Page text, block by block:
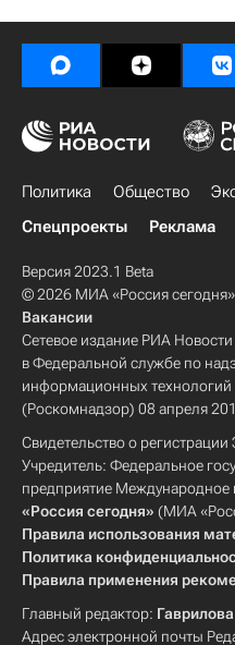
Политика Общество
Спецпроекты
Реклама
Версия 2023.1 Beta
© 2026 МИА «Россия сегодня»
Вакансии
Сетевое издание РИА
в Федеральной службе по
информационных
(Роскомнадзор) 08 апреля
Свидетельство о
Учредитель: Федеральное
предприятие Международное
«Россия сегодня» (МИА
Правила использования
Политика
Правила применения
Главный редактор:
Адрес электронной почты